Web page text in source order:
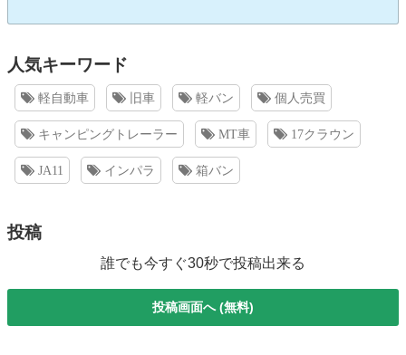
人気キーワード
軽自動車 旧車 軽バン 個人売買
キャンピングトレーラー MT車 17クラウン
JA11 インパラ 箱バン
投稿
誰でも今すぐ30秒で投稿出来る
投稿画面へ (無料)